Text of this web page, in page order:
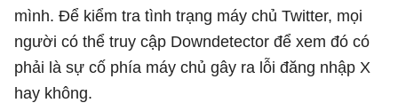
mình. Để kiểm tra tình trạng máy chủ Twitter, mọi
người có thể truy cập Downdetector để xem đó có
phải là sự cố phía máy chủ gây ra lỗi đăng nhập X
hay không.